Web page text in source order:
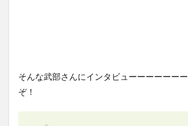
そんな武部さんにインタビューーーーーー
ぞ！